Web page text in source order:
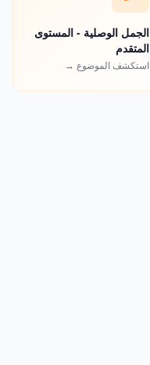
الجمل الوصلية - المستوى
المتقدم
استكشف الموضوع →